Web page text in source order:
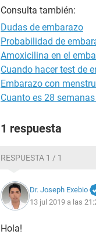
Consulta también:
Dudas de embarazo
Probabilidad de
Amoxicilina en el
Cuando hacer test de
Embarazo con
Cuanto es 28
1 respuesta
RESPUESTA 1 / 1
Dr. Joseph Exebio
13 jul 2019 a las
Hola!